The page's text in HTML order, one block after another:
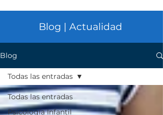
Blog | Actualidad
Blog
Todas las entradas
Psicología Infantil
Todas las entradas